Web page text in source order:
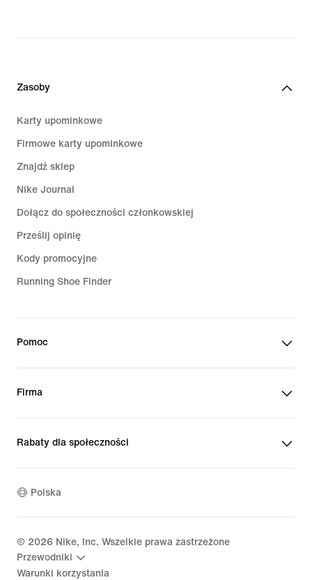
Zasoby
Karty upominkowe
Firmowe karty upominkowe
Znajdź sklep
Nike Journal
Dołącz do społeczności członkowskiej
Prześlij opinię
Kody promocyjne
Running Shoe Finder
Pomoc
Firma
Rabaty dla społeczności
Polska
© 2026 Nike, Inc. Wszelkie prawa zastrzeżone
Przewodniki
Warunki korzystania